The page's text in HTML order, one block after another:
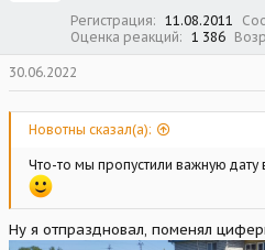
Регистрация 11.08.2011
Оценка реакций
1 386
30.06.2022
Новотны сказал(а):
Что-то мы пропустили важную
Ну я отпраздновал, поменял